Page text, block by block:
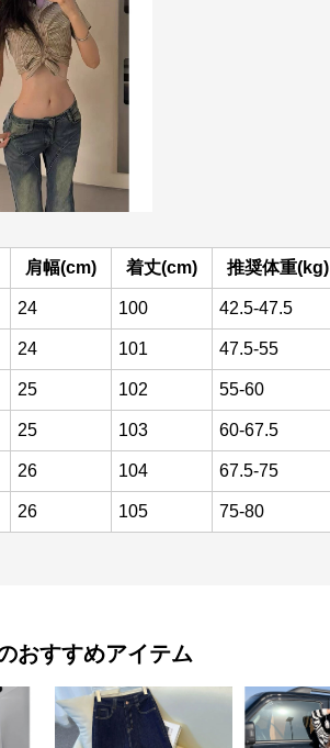
肩幅(cm) 着丈(cm) 推奨体重(kg)
24 100 42.5-47.5
24 101 47.5-55
25 102 55-60
25 103 60-67.5
26 104 67.5-75
26 105 75-80
おすすめアイテム